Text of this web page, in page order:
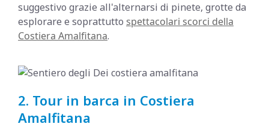
suggestivo grazie all'alternarsi di pinete, grotte da
esplorare e soprattutto spettacolari scorci della
Costiera Amalfitana.
2. Tour in barca in Costiera
Amalfitana